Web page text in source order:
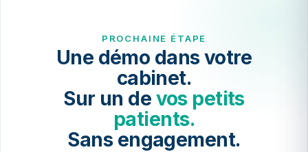
PROCHAINE ÉTAPE
Une démo dans votre
cabinet.
Sur un de vos petits
patients.
Sans engagement.